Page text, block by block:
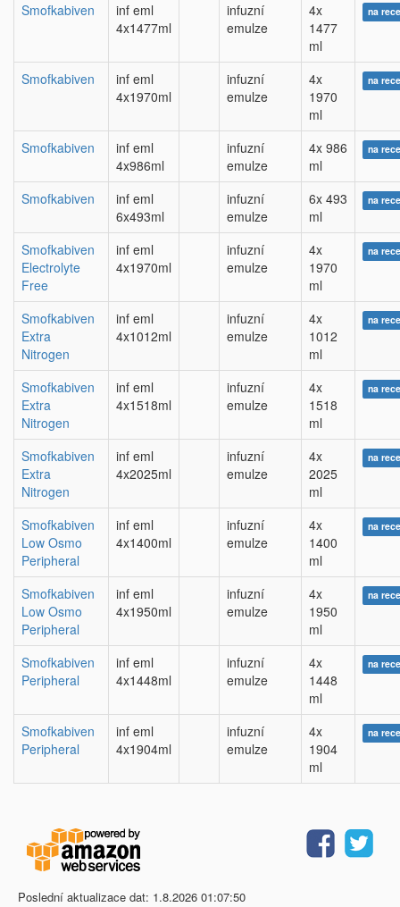
Smofkabiven
inf eml
4x1477ml
infuzní
emulze
4x
1477
ml
na
Smofkabiven
inf eml
4x1970ml
infuzní
emulze
4x
1970
ml
na
Smofkabiven
inf eml
4x986ml
infuzní
emulze
4x 986
ml
na
Smofkabiven
inf eml
6x493ml
infuzní
emulze
6x 493
ml
na
Smofkabiven
Electrolyte
Free
inf eml
4x1970ml
infuzní
emulze
4x
1970
ml
na
Smofkabiven
Extra
Nitrogen
inf eml
4x1012ml
infuzní
emulze
4x
1012
ml
na
Smofkabiven
Extra
Nitrogen
inf eml
4x1518ml
infuzní
emulze
4x
1518
ml
na
Smofkabiven
Extra
Nitrogen
inf eml
4x2025ml
infuzní
emulze
4x
2025
ml
na
Smofkabiven
Low Osmo
Peripheral
inf eml
4x1400ml
infuzní
emulze
4x
1400
ml
na
Smofkabiven
Low Osmo
Peripheral
inf eml
4x1950ml
infuzní
emulze
4x
1950
ml
na
Smofkabiven
Peripheral
inf eml
4x1448ml
infuzní
emulze
4x
1448
ml
na
Smofkabiven
Peripheral
inf eml
4x1904ml
infuzní
emulze
4x
1904
ml
na
Poslední aktualizace dat: 1.8.2026 01:07:50